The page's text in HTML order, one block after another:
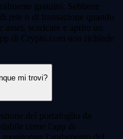
gratuito. Sebbene
rete o di transazione quando
scaricare e aprire un
di Crypto.com non richiede
mi trovi?
del portafoglio da
come l'app di